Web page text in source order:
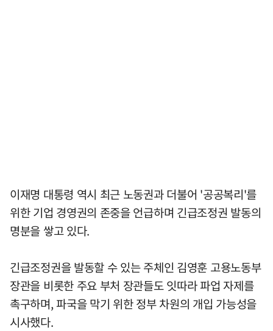
이재명 대통령 역시 최근 노동권과 더불어 '공공복리'를
위한 기업 경영권의 존중을 언급하며 긴급조정권 발동의
명분을 쌓고 있다.
긴급조정권을 발동할 수 있는 주체인 김영훈 고용노동부
장관을 비롯한 주요 부처 장관들도 잇따라 파업 자제를
촉구하며, 파국을 막기 위한 정부 차원의 개입 가능성을
시사했다.